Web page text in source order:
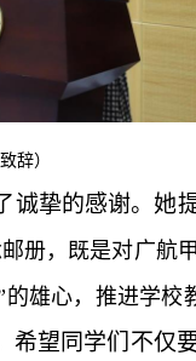
辞）
诚挚的感谢。她
册，既是对广航
雄心，推进学校
希望同学们不仅